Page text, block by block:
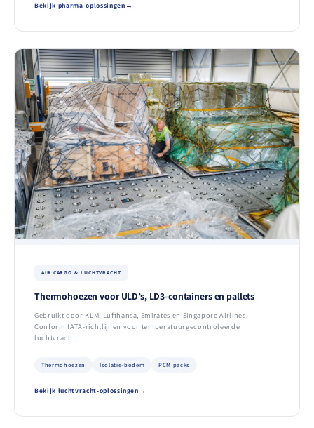
Bekijk pharma-oplossingen
AIR CARGO & LUCHTVRACHT
Thermohoezen voor ULD’s, LD3-containers en pallets
Gebruikt door KLM, Lufthansa, Emirates en Singapore Airlines.
Conform IATA-richtlijnen voor temperatuurgecontroleerde
luchtvracht.
Thermohoezen Isolatie-bodem PCM packs
Bekijk luchtvracht-oplossingen